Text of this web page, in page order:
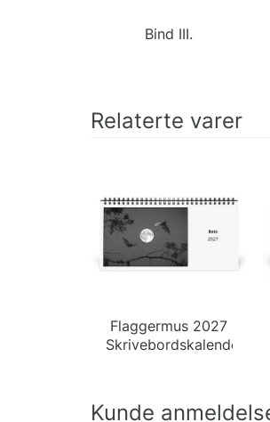
Bind III.
Relaterte varer
Flaggermus 2027
Skrivebordskalender
Kunde